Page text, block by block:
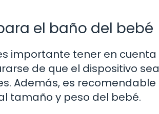
el baño del bebé
importante tener en cuenta
de que el dispositivo sea
Además, es recomendable
tamaño y peso del bebé.